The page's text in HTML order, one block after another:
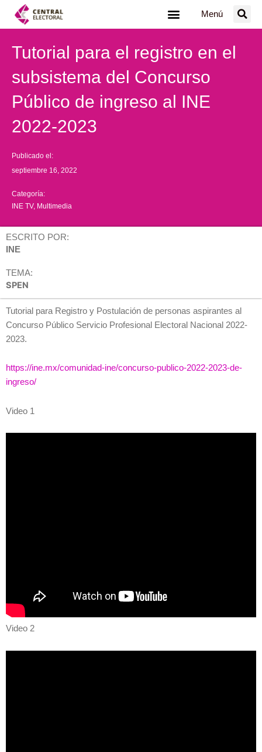
Menú
Tutorial para el registro en el
subsistema del Concurso
Público de ingreso al INE
2022-2023
Publicado el:
septiembre 16, 2022
Categoría:
INE TV, Multimedia
ESCRITO POR:
INE
TEMA:
SPEN
Tutorial para Registro y Postulación de personas aspirantes al
Concurso Público Servicio Profesional Electoral Nacional 2022-
2023.
https://ine.mx/comunidad-ine/concurso-publico-2022-2023-de-
ingreso/
Video 1
Video 2